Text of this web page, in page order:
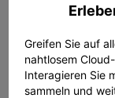
Greifen Sie auf
nahtlosem
Interagieren Sie
sammeln und